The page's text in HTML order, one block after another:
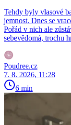
Tehdy byly vlasové
jemnost. Dnes se
Pořád v nich ale
sebevědomá, trochu
Poudree.cz
7. 8. 2026, 11:28
6 min